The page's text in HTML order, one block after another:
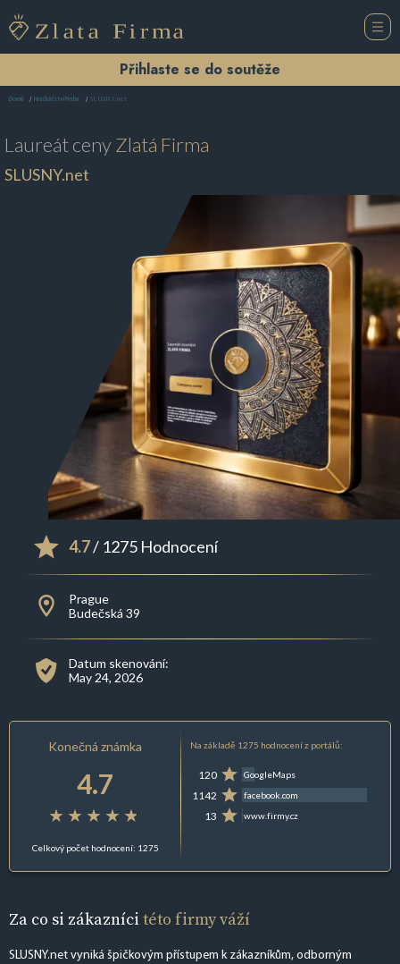
Přihlaste se do soutěže
Domů Hračkářství Praha SLUSNY.net
Laureát cenyZlatá Firma
SLUSNY.net
4.7/ 1275 Hodnocení
Prague
Budečská 39
Datum skenování:
May 24, 2026
Konečná známka
4.7
Celkový počet hodnocení: 1275
Na základě 1275 hodnocení z portálů:
120 GoogleMaps
1142 facebook.com
13 www.firmy.cz
Za co si zákazníci této firmy váží
SLUSNY.net vyniká špičkovým přístupem k zákazníkům, odborným